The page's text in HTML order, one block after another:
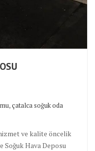
,çatalca soğuk oda
ve kalite öncelik
Soğuk Hava Deposu